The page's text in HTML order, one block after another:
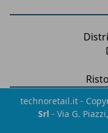
technoretail.it -
Srl - Via G.